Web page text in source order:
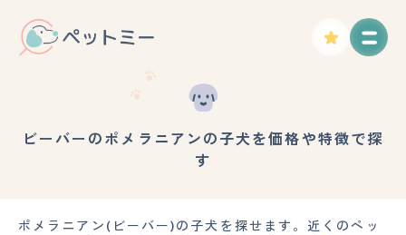
ビーバーのポメラニアンの子犬を価格や特徴で探
す
ポメラニアン(ビーバー)の子犬を探せます。近くのペッ